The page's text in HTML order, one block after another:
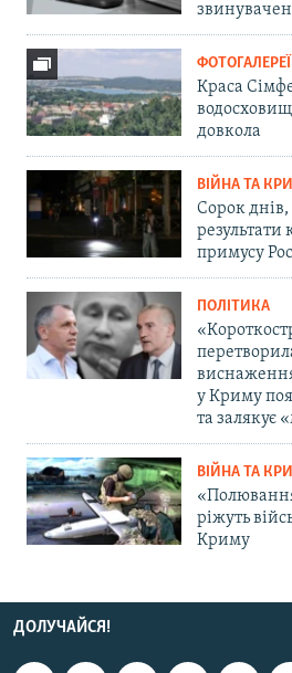
ФОТОГАЛЕРЕЇ
Краса
довкола
ВІЙНА ТА
Сорок
результати
примусу
ПОЛІТИКА
у Криму
та залякує
ВІЙНА ТА
ріжуть
Криму
ДОЛУЧАЙСЯ!